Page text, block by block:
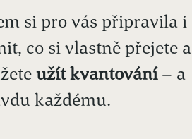
si pro vás připravila i
co si vlastně přejete a
užít kvantování– a
každému.